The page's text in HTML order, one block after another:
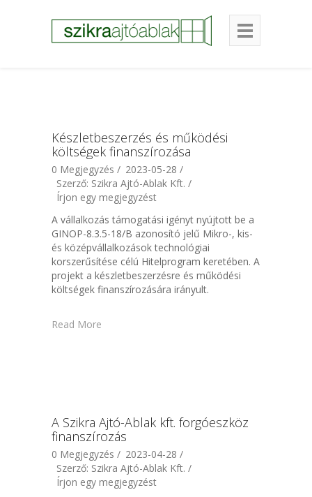
Készletbeszerzés és működési
költségek finanszírozása
0 Megjegyzés / 2023-05-28 /
Szerző: Szikra Ajtó-Ablak Kft. /
Írjon egy megjegyzést
A vállalkozás támogatási igényt nyújtott be a
GINOP-8.3.5-18/B azonosító jelű Mikro-, kis-
és középvállalkozások technológiai
korszerűsítése célú Hitelprogram keretében. A
projekt a készletbeszerzésre és működési
költségek finanszírozására irányult.
Read More
A Szikra Ajtó-Ablak kft. forgóeszköz
finanszírozás
0 Megjegyzés / 2023-04-28 /
Szerző: Szikra Ajtó-Ablak Kft. /
Írjon egy megjegyzést